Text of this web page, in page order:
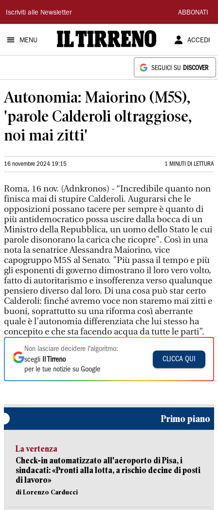
Il
Tirreno
Iscriviti alle Newsletter ABBONATI
MENU ACCEDI
SEGUICI SU DISCOVER
Autonomia: Maiorino (M5S),
'parole Calderoli oltraggiose,
noi mai zitti'
16 novembre 2024 19:15 1 MINUTI DI LETTURA
Roma, 16 nov. (Adnkronos) - “Incredibile quanto non
finisca mai di stupire Calderoli. Augurarsi che le
opposizioni possano tacere per sempre è quanto di
più antidemocratico possa uscire dalla bocca di un
Ministro della Repubblica, un uomo dello Stato le cui
parole disonorano la carica che ricopre". Così in una
nota la senatrice Alessandra Maiorino, vice
capogruppo M5S al Senato. "Più passa il tempo e più
gli esponenti di governo dimostrano il loro vero volto,
fatto di autoritarismo e insofferenza verso qualunque
pensiero diverso dal loro. Di una cosa può star certo
Calderoli: finché avremo voce non staremo mai zitti e
buoni, soprattutto su una riforma così aberrante
quale è l’autonomia differenziata che lui stesso ha
concepito e che sta facendo acqua da tutte le parti”.
Non lasciare decidere l'algoritmo:
scegli
Il Tirreno
per le tue notizie su Google
CLICCA QUI
Primo piano
La vertenza
Check-in automatizzato all'aeroporto di Pisa, i
sindacati: «Pronti alla lotta, a rischio decine di posti
di lavoro»
di Lorenzo Carducci